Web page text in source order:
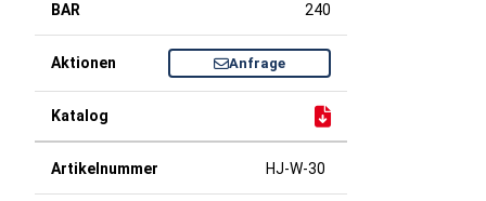
240
Anfrage
HJ-W-30